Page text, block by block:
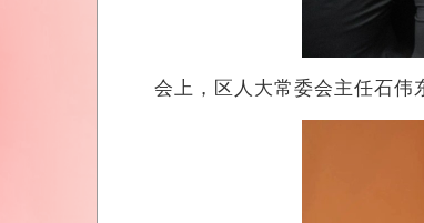
会上，区人大常委会主任石伟